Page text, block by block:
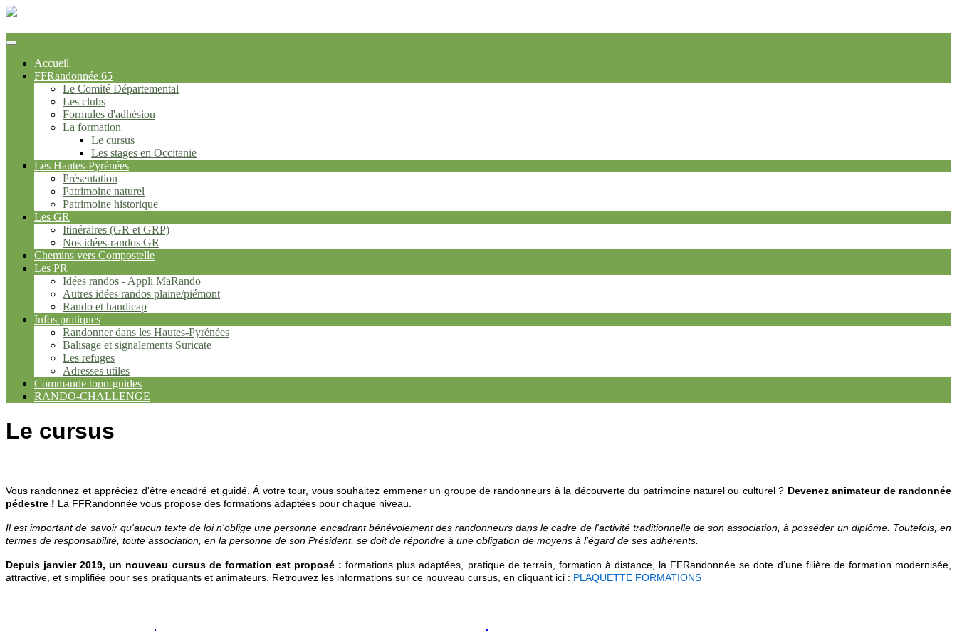
Accueil
FFRandonnée 65
Le Comité Départemental
Les clubs
Formules d'adhésion
La formation
Le cursus
Les stages en Occitanie
Les Hautes-Pyrénées
Présentation
Patrimoine naturel
Patrimoine historique
Les GR
Itinéraires (GR et GRP)
Nos idées-randos GR
Chemins vers Compostelle
Les PR
Idées randos - Appli MaRando
Autres idées randos plaine/piémont
Rando et handicap
Infos pratiques
Randonner dans les Hautes-Pyrénées
Balisage et signalements Suricate
Les refuges
Adresses utiles
Commande topo-guides
RANDO-CHALLENGE
Le cursus
Vous randonnez et appréciez d'être encadré et guidé. Á votre tour, vous souhaitez emmener un groupe de randonneurs à la découverte du patrimoine naturel ou culturel ? Devenez animateur de randonnée
pédestre ! La FFRandonnée vous propose des formations adaptées pour chaque niveau.
Il est important de savoir qu'aucun texte de loi n'oblige une personne encadrant bénévolement des randonneurs dans le cadre de l'activité traditionnelle de son association, à posséder un diplôme. Toutefois, en
termes de responsabilité, toute association, en la personne de son Président, se doit de répondre à une obligation de moyens à l'égard de ses adhérents.
Depuis janvier 2019, un nouveau cursus de formation est proposé :formations plus adaptées, pratique de terrain, formation à distance, la FFRandonnée se dote d’une filière de formation modernisée,
attractive, et simplifiée pour ses pratiquants et animateurs. Retrouvez les informations sur ce nouveau cursus, en cliquant ici : PLAQUETTE FORMATIONS